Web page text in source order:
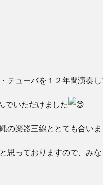
テューバを１２年間演奏し
でいただけました
の楽器三線ととても合いま
思っておりますので、み